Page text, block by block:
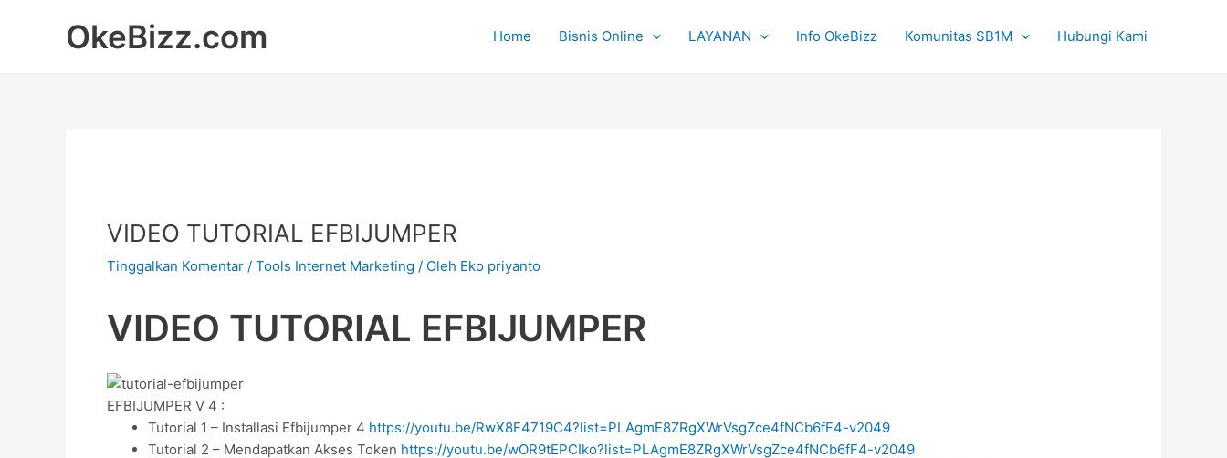
OkeBizz.com Home Bisnis Online LAYANAN Info OkeBizz Komunitas SB1M Hubungi Kami
VIDEO TUTORIAL EFBIJUMPER
Tinggalkan Komentar / Tools Internet Marketing / Oleh Eko priyanto
VIDEO TUTORIAL EFBIJUMPER
EFBIJUMPER V 4 :
Tutorial 1 – Installasi Efbijumper 4 https://youtu.be/RwX8F4719C4?list=PLAgmE8ZRgXWrVsgZce4fNCb6fF4-v2049
Tutorial 2 – Mendapatkan Akses Token https://youtu.be/wOR9tEPCIko?list=PLAgmE8ZRgXWrVsgZce4fNCb6fF4-v2049